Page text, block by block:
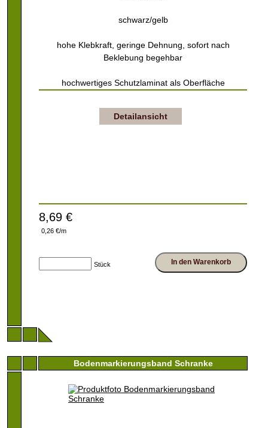
schwarz/gelb
hohe Klebkraft, geringe Dehnung, sofort nach
Beklebung begehbar
hochwertiges Schutzlaminat als Oberfläche
Detailansicht
8,69 €
0,26 €/m
Stück In den Warenkorb
Bodenmarkierungsband Schranke